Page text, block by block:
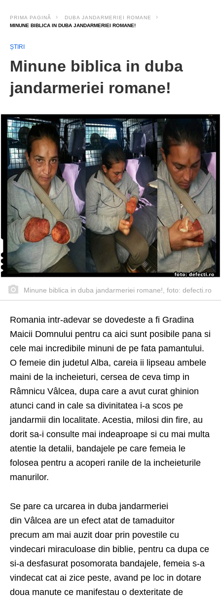
PRIMA PAGINĂ
DUBA JANDARMERIEI ROMANE
MINUNE BIBLICA IN DUBA JANDARMERIEI ROMANE!
ȘTIRI
Minune biblica in duba
jandarmeriei romane!
Minune biblica in duba jandarmeriei romane!, foto: defecti.ro
Romania intr-adevar se dovedeste a fi Gradina
Maicii Domnului pentru ca aici sunt posibile pana si
cele mai incredibile minuni de pe fata pamantului.
O femeie din judetul Alba, careia ii lipseau ambele
maini de la incheieturi, cersea de ceva timp in
Râmnicu Vâlcea, dupa care a avut curat ghinion
atunci cand in cale sa divinitatea i-a scos pe
jandarmii din localitate. Acestia, milosi din fire, au
dorit sa-i consulte mai indeaproape si cu mai multa
atentie la detalii, bandajele pe care femeia le
folosea pentru a acoperi ranile de la incheieturile
manurilor.
Se pare ca urcarea in duba jandarmeriei
din Vâlcea are un efect atat de tamaduitor
precum am mai auzit doar prin povestile cu
vindecari miraculoase din biblie, pentru ca dupa ce
si-a desfasurat posomorata bandajele, femeia s-a
vindecat cat ai zice peste, avand pe loc in dotare
doua manute ce manifestau o dexteritate de